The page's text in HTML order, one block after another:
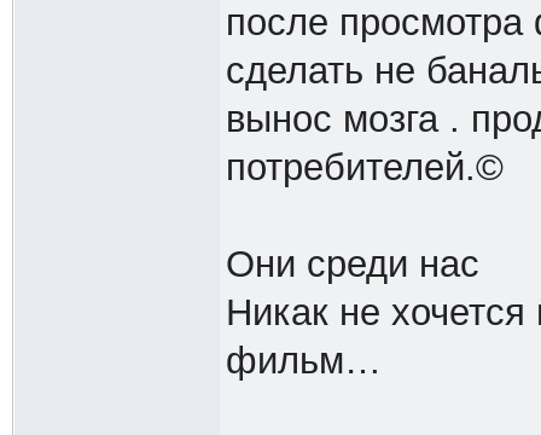
после
сделать не
вынос мозга .
потребителей.©
Они среди нас
Никак не
фильм…